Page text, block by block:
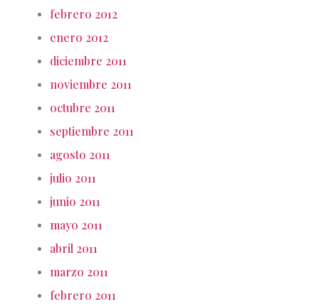
febrero 2012
enero 2012
diciembre 2011
noviembre 2011
octubre 2011
septiembre 2011
agosto 2011
julio 2011
junio 2011
mayo 2011
abril 2011
marzo 2011
febrero 2011